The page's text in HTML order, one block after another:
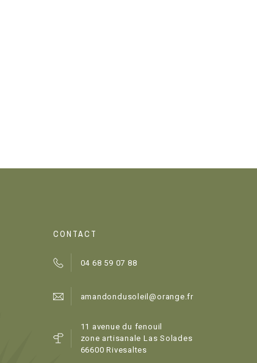
CONTACT
04 68 59 07 88
amandondusoleil@orange.fr
11 avenue du fenouil
zone artisanale Las Solades
66600 Rivesaltes